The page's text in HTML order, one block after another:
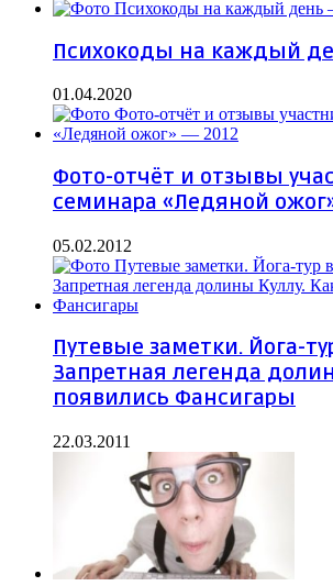
Психокоды на каждый
01.04.2020
Фото-отчёт и отзывы
семинара «Ледяной
05.02.2012
Путевые заметки. Йога-
Запретная легенда
появились Фансигары
22.03.2011